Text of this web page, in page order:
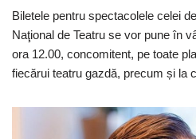
Biletele pentru spectacolele celei
Naţional de Teatru se vor pune în
ora 12.00, concomitent, pe toate
fiecărui teatru gazdă, precum și la